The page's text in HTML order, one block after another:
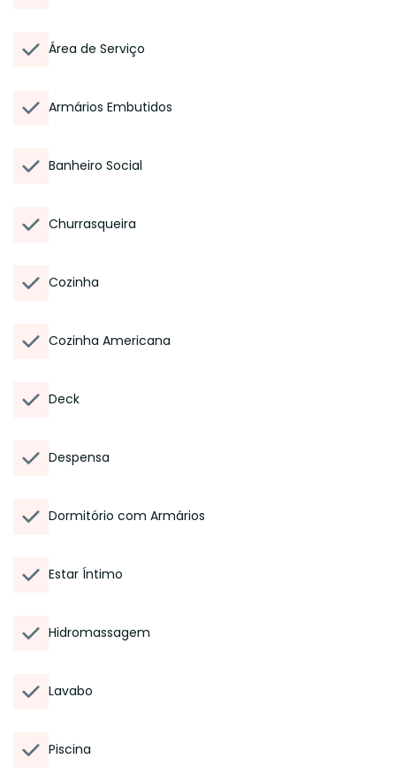
Área de Serviço
Armários Embutidos
Banheiro Social
Churrasqueira
Cozinha
Cozinha Americana
Deck
Despensa
Dormitório com Armários
Estar Íntimo
Hidromassagem
Lavabo
Piscina